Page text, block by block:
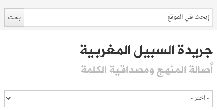
جريدة السبيل المغربية
أصالة المنهج ومصداقية الكلمة